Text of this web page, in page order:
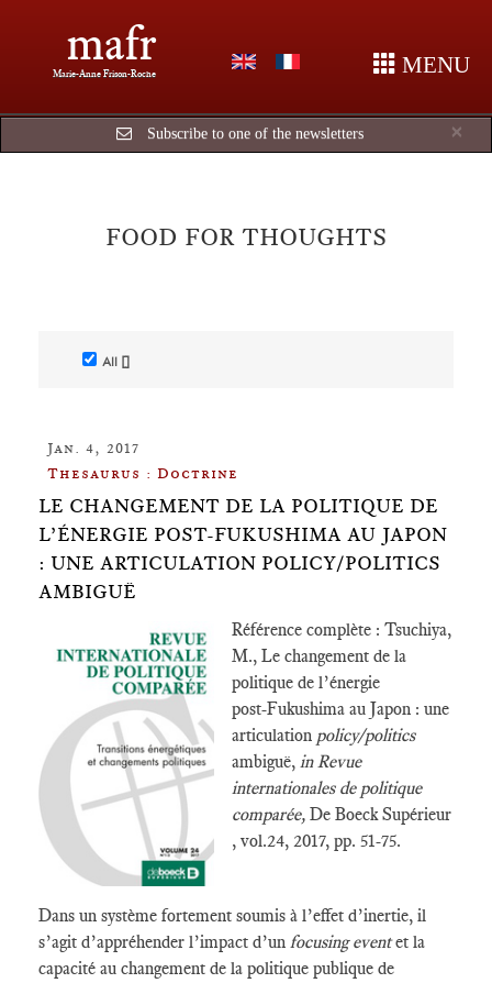
mafr
Marie-Anne Frison-Roche MENU
×
Subscribe to one of the newsletters
FOOD FOR THOUGHTS
All []
Jan. 4, 2017
Thesaurus : Doctrine
LE CHANGEMENT DE LA POLITIQUE DE
L’ÉNERGIE POST‑FUKUSHIMA AU JAPON
: UNE ARTICULATION POLICY/POLITICS
AMBIGUË
Référence complète : Tsuchiya,
M., Le changement de la
politique de l’énergie
post‑Fukushima au Japon : une
articulation policy/politics
ambiguë, in Revue
internationales de politique
comparée, De Boeck Supérieur
, vol.24, 2017, pp. 51-75.
Dans un système fortement soumis à l’effet d’inertie, il
s’agit d’appréhender l’impact d’un focusing eventet la
capacité au changement de la politique publique de